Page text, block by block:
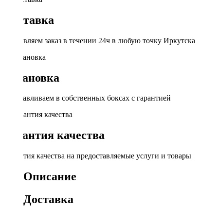
Доставка
Доставляем заказ в течении 24ч в любую точку Иркутска
Установка
Устанавливаем в собственных боксах с гарантией
Гарантия качества
Гарантия качества на предоставляемые услуги и товары
Описание
Доставка